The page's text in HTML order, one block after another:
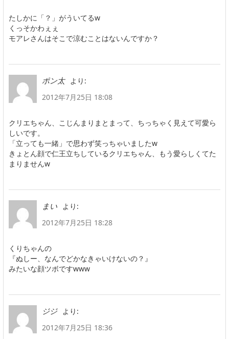
たしかに「？」がういてるw
くっそかわぇぇ
モアレさんはそこで涼むことはないんですか？
ポン太
より:
2012年7月25日 18:08
クリエちゃん、こじんまりまとまって、ちっちゃく見えて可愛ら
しいです。
「立っても一緒」で思わず笑っちゃいましたw
きょとん顔で仁王立ちしているクリエちゃん、もう愛らしくてた
まりませんw
まい
より:
2012年7月25日 18:28
くりちゃんの
『ぬしー、なんでどかなきゃいけないの？』
みたいな顔ツボですwww
ジジ
より:
2012年7月25日 18:36